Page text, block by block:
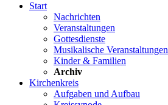
Start
Nachrichten
Veranstaltungen
Gottesdienste
Musikalische Veranstaltungen
Kinder & Familien
Archiv
Kirchenkreis
Aufgaben und Aufbau